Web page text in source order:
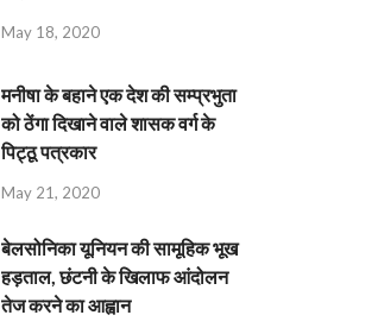
May 18, 2020
मनीषा के बहाने एक देश की सम्प्रभुता
को ठेंगा दिखाने वाले शासक वर्ग के
पिट्ठू पत्रकार
May 21, 2020
बेलसोनिका यूनियन की सामूहिक भूख
हड़ताल, छंटनी के खिलाफ आंदोलन
तेज करने का आह्वान